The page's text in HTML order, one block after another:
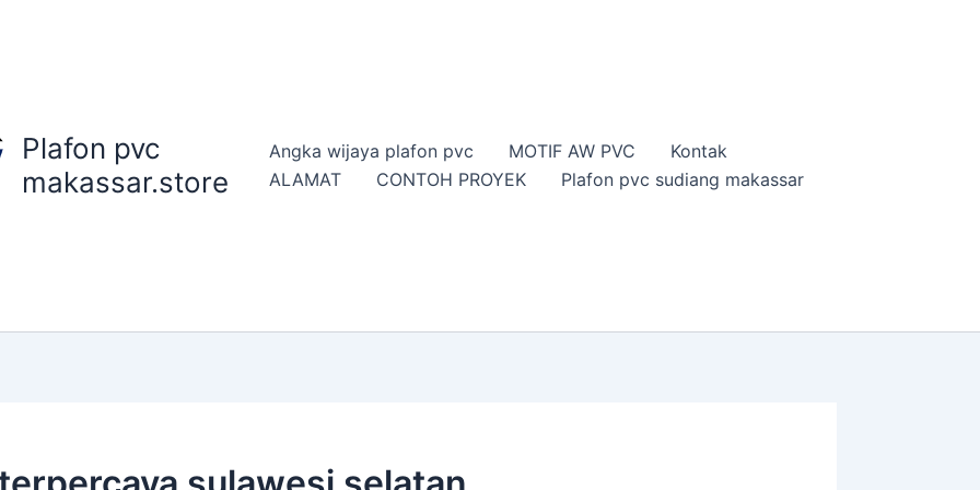
Plafon pvc
makassar.store
Angka wijaya plafon pvc MOTIF AW PVC
Kontak
ALAMAT
CONTOH PROYEK Plafon pvc sudiang makassar